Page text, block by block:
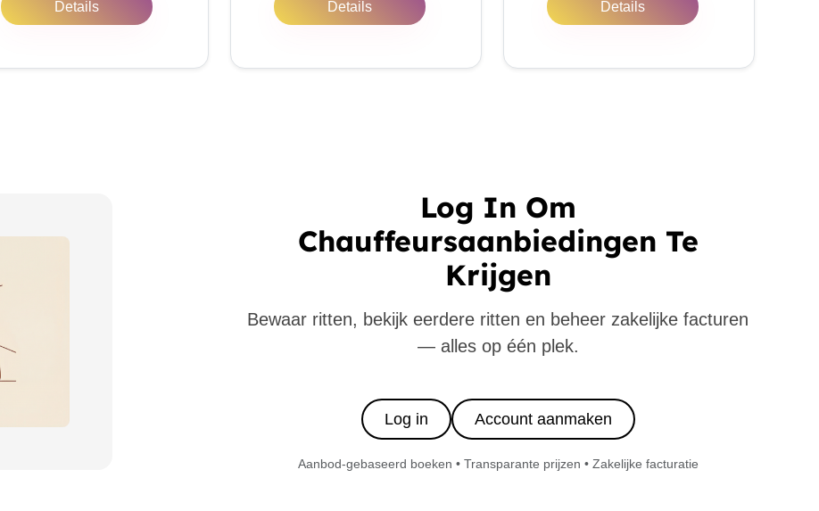
Details Details Details
Log In Om
Chauffeursaanbiedingen Te
Krijgen
Bewaar ritten, bekijk eerdere ritten en beheer zakelijke facturen
— alles op één plek.
Log in Account aanmaken
Aanbod-gebaseerd boeken • Transparante prijzen • Zakelijke facturatie